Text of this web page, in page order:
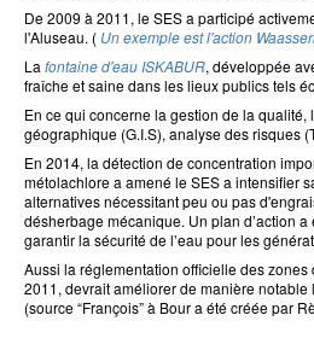
De 2009 à 2011, le SES a participé
l'Aluseau. ( Un exemple est l'action
La fontaine d'eau ISKABUR, développée
fraîche et saine dans les lieux publics tels
En ce qui concerne la gestion de la
géographique (G.I.S), analyse des risques
En 2014, la détection de concentration
métolachlore a amené le SES a intensifier
alternatives nécessitant peu ou pas
désherbage mécanique. Un plan d’action
garantir la sécurité de l’eau pour les
Aussi la réglementation officielle des
2011, devrait améliorer de manière
(source “François” à Bour a été créée par